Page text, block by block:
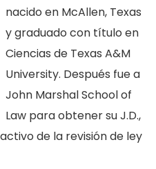
nacido en McAllen, Texas
y graduado con título en
Ciencias de Texas A&M
University. Después fue a
John Marshal School of
Law para obtener su J.D.,
de la revisión de ley